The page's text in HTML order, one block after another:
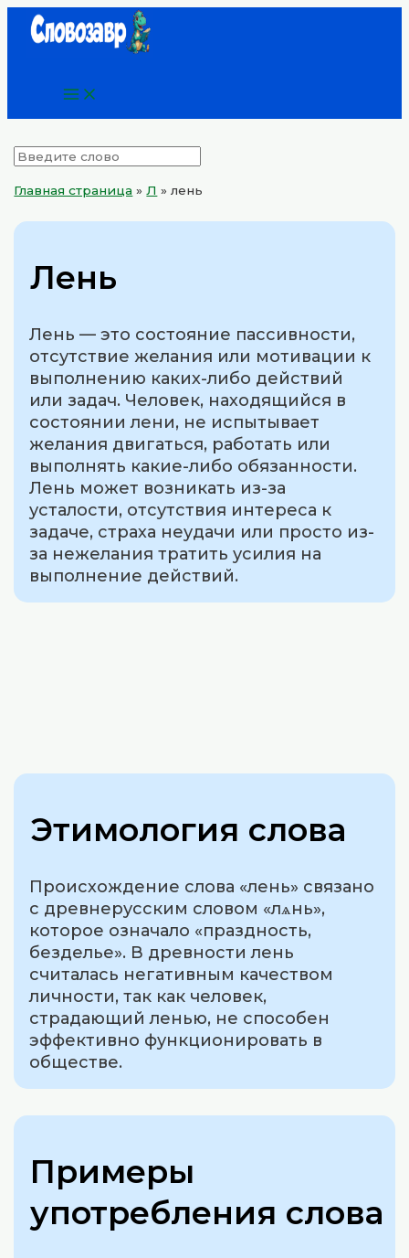
ПерейтиMain
Главная страница »Л »лень
Лень
Лень — это состояние пассивности,
отсутствие желания или мотивации к
выполнению каких-либо действий
или задач. Человек, находящийся в
состоянии лени, не испытывает
желания двигаться, работать или
выполнять какие-либо обязанности.
Лень может возникать из-за
усталости, отсутствия интереса к
задаче, страха неудачи или просто из-
за нежелания тратить усилия на
выполнение действий.
Этимология слова
Происхождение слова «лень» связано
с древнерусским словом «лѧнь»,
которое означало «праздность,
безделье». В древности лень
считалась негативным качеством
личности, так как человек,
страдающий ленью, не способен
эффективно функционировать в
обществе.
Примеры
употребления слова